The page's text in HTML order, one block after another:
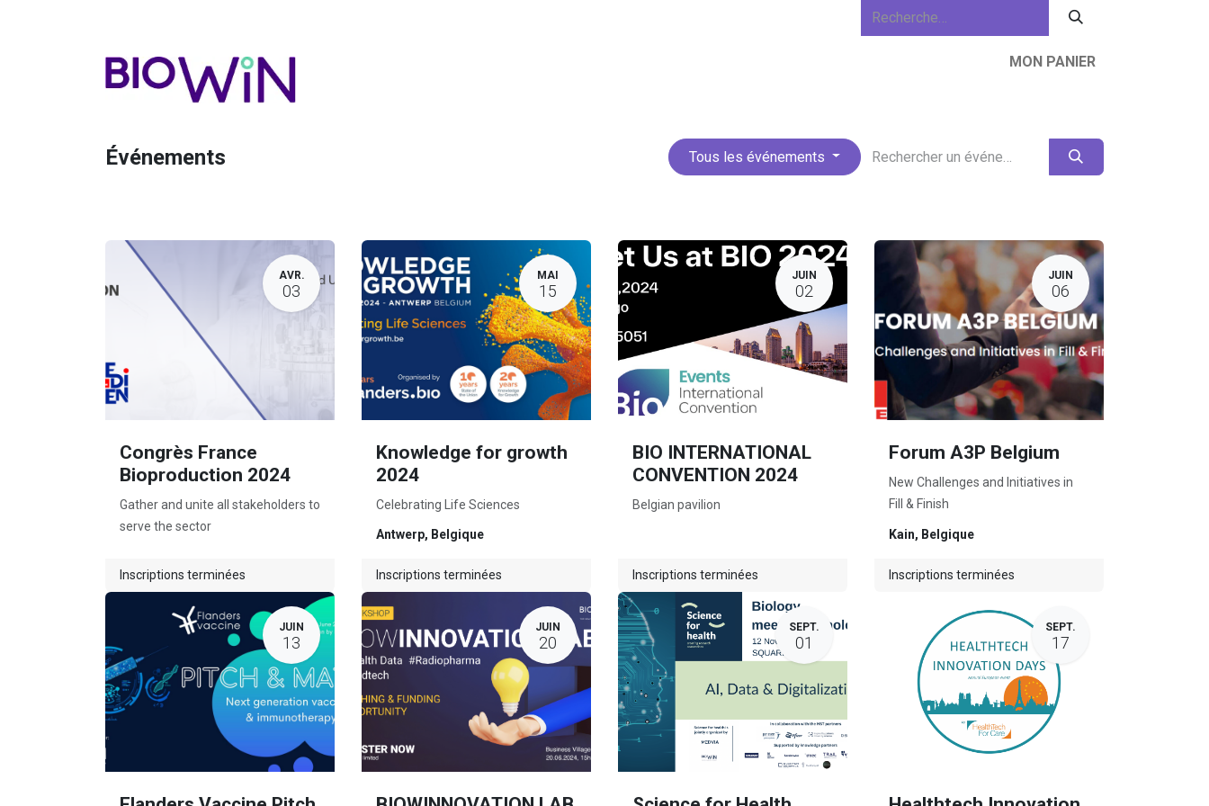
MON PANIER
Événements Tous les événements
AVR.
03
Congrès France
Bioproduction 2024
Gather and unite all stakeholders to
serve the sector
Inscriptions terminées
MAI
15
Knowledge for growth
2024
Celebrating Life Sciences
Antwerp, Belgique
Inscriptions terminées
JUIN
02
BIO INTERNATIONAL
CONVENTION 2024
Belgian pavilion
Inscriptions terminées
JUIN
06
Forum A3P Belgium
New Challenges and Initiatives in
Fill & Finish
Kain, Belgique
Inscriptions terminées
JUIN
13
JUIN
20
SEPT.
01
SEPT.
17